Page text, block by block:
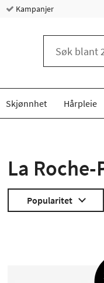
Kampanjer
Skjønnhet Hårpleie
La
Popularitet